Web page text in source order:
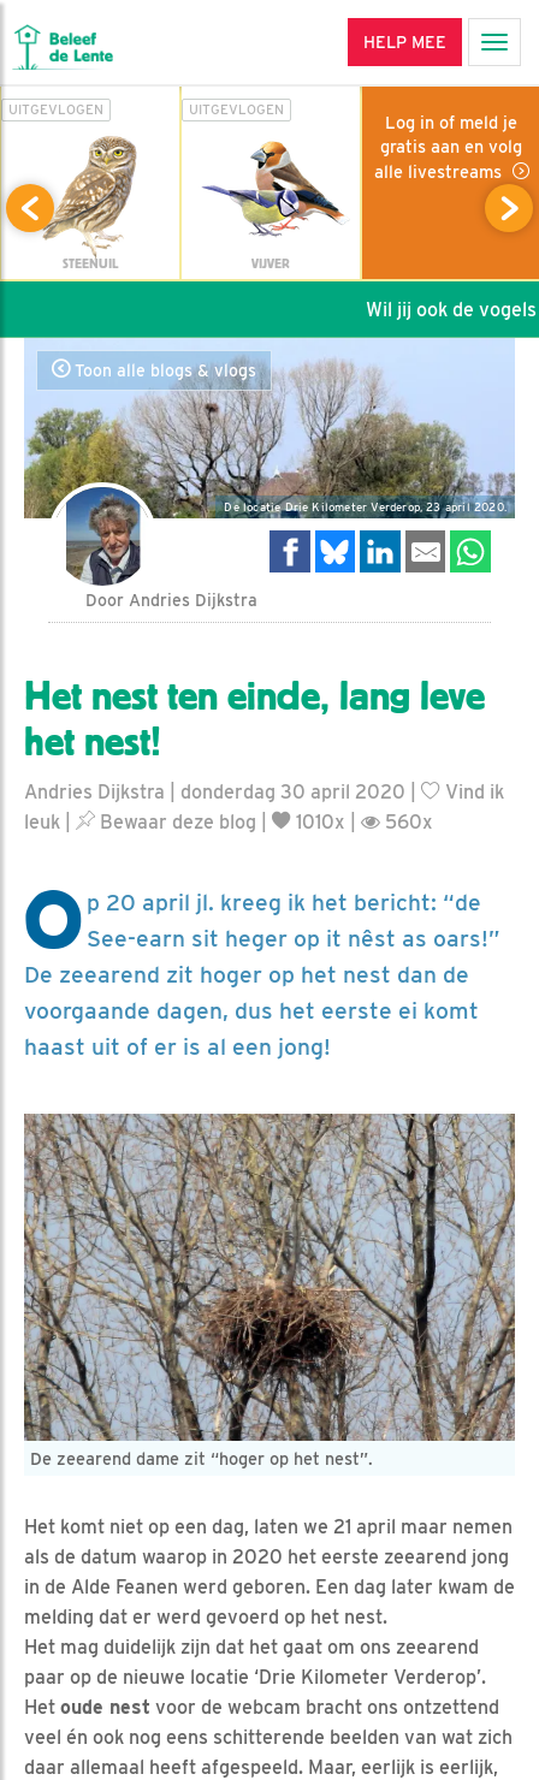
HELP MEE
UITGEVLOGEN
STEENUIL
UITGEVLOGEN
VIJVER
Log in of meld je
gratis aan en volg
alle livestreams
Wil jij ook de vogels
Toon alle blogs & vlogs
De locatie Drie Kilometer Verderop, 23 april 2020.
Door Andries Dijkstra
Het nest ten einde, lang leve
het nest!
Andries Dijkstra | donderdag 30 april 2020 |
Vind ik
leuk
Bewaar deze blog 1010x | 560x
O p 20 april jl. kreeg ik het bericht: “de
See-earn sit heger op it nêst as oars!”
De zeearend zit hoger op het nest dan de
voorgaande dagen, dus het eerste ei komt
haast uit of er is al een jong!
De zeearend dame zit “hoger op het nest”.
Het komt niet op een dag, laten we 21 april maar nemen
als de datum waarop in 2020 het eerste zeearend jong
in de Alde Feanen werd geboren. Een dag later kwam de
melding dat er werd gevoerd op het nest.
Het mag duidelijk zijn dat het gaat om ons zeearend
paar op de nieuwe locatie ‘Drie Kilometer Verderop’.
Het oude nest voor de webcam bracht ons ontzettend
veel én ook nog eens schitterende beelden van wat zich
daar allemaal heeft afgespeeld. Maar, eerlijk is eerlijk,